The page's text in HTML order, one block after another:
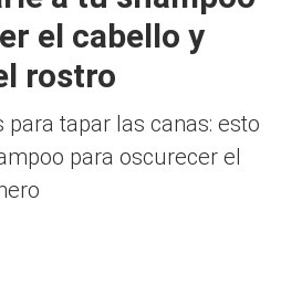
el cabello y
rostro
tapar las canas: esto
para oscurecer el